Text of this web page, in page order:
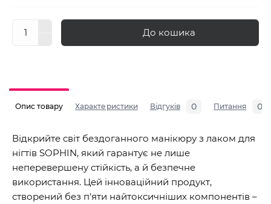
До кошика
Опис товару Характеристики Відгуків 0 Питання 0
Відкрийте світ бездоганного манікюру з лаком для
нігтів SOPHIN, який гарантує не лише
неперевершену стійкість, а й безпечне
використання. Цей інноваційний продукт,
створений без п'яти найтоксичніших компонентів –